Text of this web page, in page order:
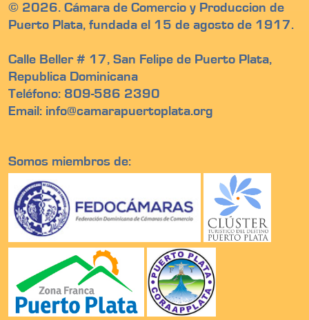
© 2026. Cámara de Comercio y Produccion de
Puerto Plata, fundada el 15 de agosto de 1917.
Calle Beller # 17, San Felipe de Puerto Plata,
Republica Dominicana
Teléfono: 809-586 2390
Email: info@camarapuertoplata.org
Somos miembros de: